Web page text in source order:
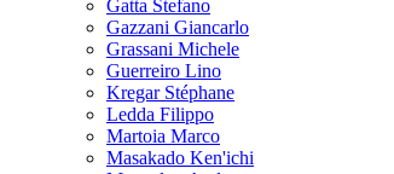
Gatta Stefano
Gazzani Giancarlo
Grassani Michele
Guerreiro Lino
Kregar Stéphane
Ledda Filippo
Martoia Marco
Masakado Ken'ichi